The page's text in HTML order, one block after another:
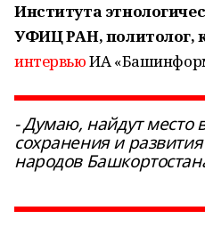
Института
УФИЦ РАН, политолог,
интервьюИА
- Думаю, найдут место
сохранения и
народов